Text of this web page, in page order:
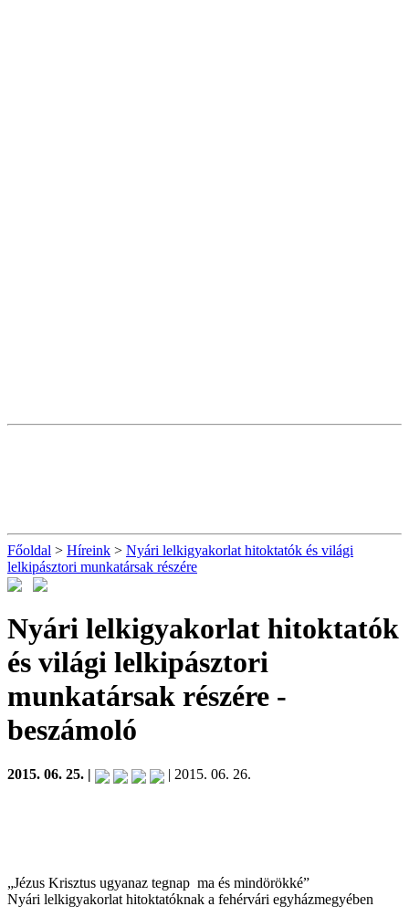
Főoldal > Híreink > Nyári lelkigyakorlat hitoktatók és világi
lelkipásztori munkatársak részére
Nyári lelkigyakorlat hitoktatók
és világi lelkipásztori
munkatársak részére -
beszámoló
2015. 06. 25. | | 2015. 06. 26.
„Jézus Krisztus ugyanaz tegnap ma és mindörökké”
Nyári lelkigyakorlat hitoktatóknak a fehérvári egyházmegyében